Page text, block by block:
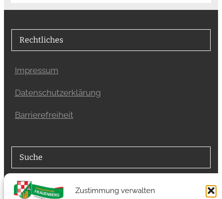
Zustimmung verwalten
Rechtliches
Impressum
Datenschutzerklärung
Barrierefreiheit
Suche
Suchfunktion